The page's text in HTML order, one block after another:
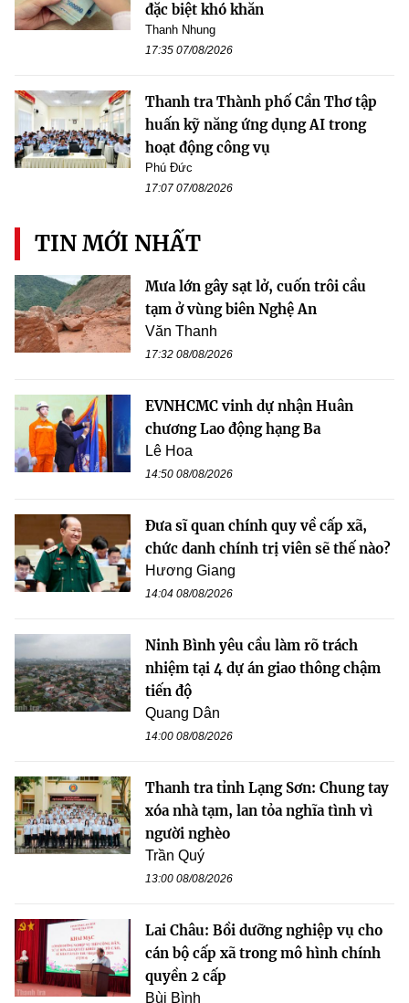
đặc biệt khó khăn
Thanh Nhung
17:35 07/08/2026
Thanh tra Thành phố Cần Thơ tập
huấn kỹ năng ứng dụng AI trong
hoạt động công vụ
Phú Đức
17:07 07/08/2026
TIN MỚI NHẤT
Mưa lớn gây sạt lở, cuốn trôi cầu
tạm ở vùng biên Nghệ An
Văn Thanh
17:32 08/08/2026
EVNHCMC vinh dự nhận Huân
chương Lao động hạng Ba
Lê Hoa
14:50 08/08/2026
Đưa sĩ quan chính quy về cấp xã,
chức danh chính trị viên sẽ thế nào?
Hương Giang
14:04 08/08/2026
Ninh Bình yêu cầu làm rõ trách
nhiệm tại 4 dự án giao thông chậm
tiến độ
Quang Dân
14:00 08/08/2026
Thanh tra tỉnh Lạng Sơn: Chung tay
xóa nhà tạm, lan tỏa nghĩa tình vì
người nghèo
Trần Quý
13:00 08/08/2026
Lai Châu: Bồi dưỡng nghiệp vụ cho
cán bộ cấp xã trong mô hình chính
quyền 2 cấp
Bùi Bình